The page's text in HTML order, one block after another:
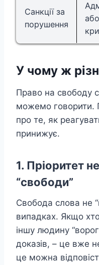
Санкції за
порушення
або
У чому ж
Право на свободу
можемо говорити.
про те, як
принижує.
1. Пріоритет
“свободи”
Свобода слова не
випадках. Якщо
іншу людину
доказів, – це вже
це можна